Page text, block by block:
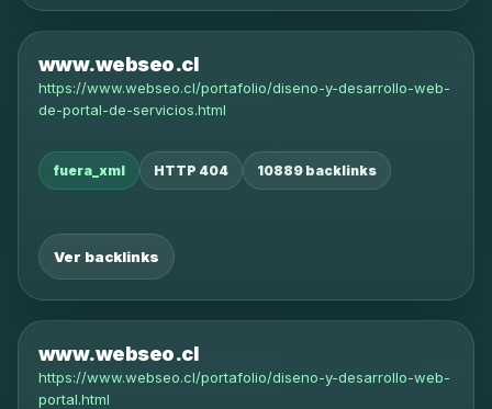
www.webseo.cl
https://www.webseo.cl/portafolio/diseno-y-desarrollo-web-
de-portal-de-servicios.html
fuera_xml HTTP 404 10889 backlinks
Ver backlinks
www.webseo.cl
https://www.webseo.cl/portafolio/diseno-y-desarrollo-web-
portal.html